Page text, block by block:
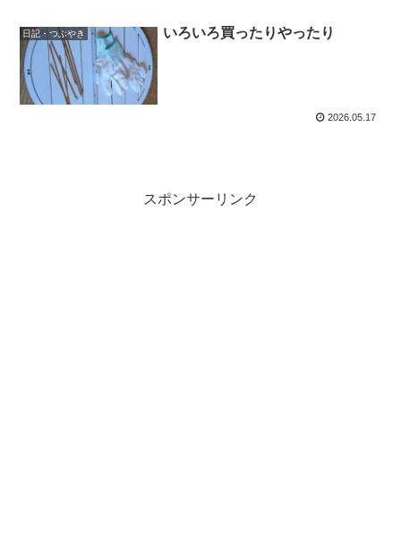
日記・つぶやき いろいろ買ったりやったり
2026.05.17
スポンサーリンク